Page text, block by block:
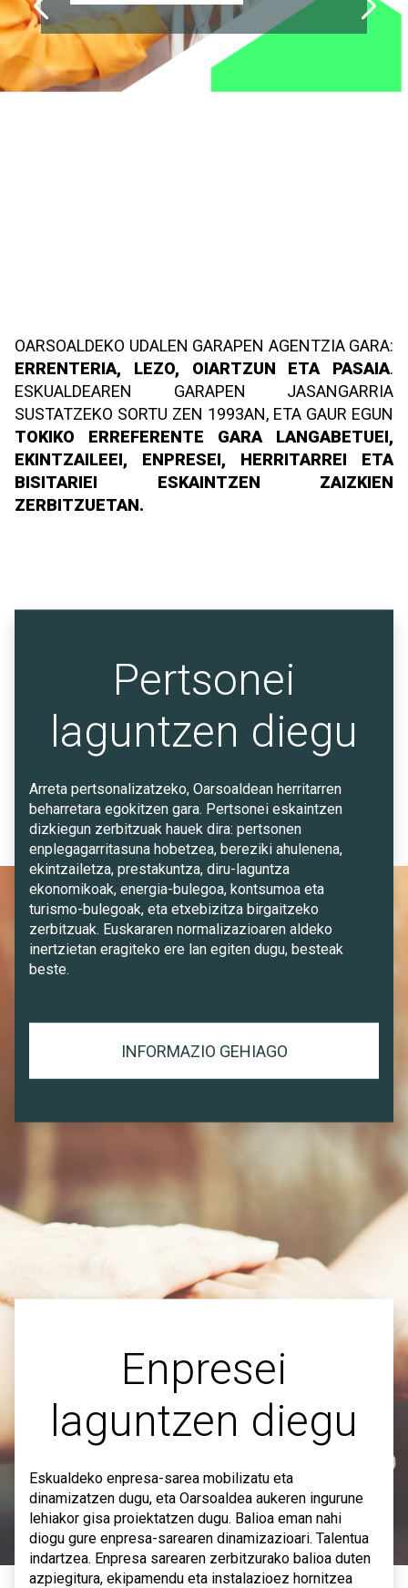
OARSOALDEKO UDALEN GARAPEN AGENTZIA GARA:
ERRENTERIA, LEZO, OIARTZUN ETA PASAIA.
ESKUALDEAREN GARAPEN JASANGARRIA
SUSTATZEKO SORTU ZEN 1993AN, ETA GAUR EGUN
TOKIKO ERREFERENTE GARA LANGABETUEI,
EKINTZAILEEI, ENPRESEI, HERRITARREI ETA
BISITARIEI ESKAINTZEN ZAIZKIEN
ZERBITZUETAN.
Pertsonei
laguntzen diegu
Arreta pertsonalizatzeko, Oarsoaldean herritarren
beharretara egokitzen gara. Pertsonei eskaintzen
dizkiegun zerbitzuak hauek dira: pertsonen
enplegagarritasuna hobetzea, bereziki ahulenena,
ekintzailetza, prestakuntza, diru-laguntza
ekonomikoak, energia-bulegoa, kontsumoa eta
turismo-bulegoak, eta etxebizitza birgaitzeko
zerbitzuak. Euskararen normalizazioaren aldeko
inertzietan eragiteko ere lan egiten dugu, besteak
beste.
INFORMAZIO GEHIAGO
Enpresei
laguntzen diegu
Eskualdeko enpresa-sarea mobilizatu eta
dinamizatzen dugu, eta Oarsoaldea aukeren ingurune
lehiakor gisa proiektatzen dugu. Balioa eman nahi
diogu gure enpresa-sarearen dinamizazioari. Talentua
indartzea. Enpresa sarearen zerbitzurako balioa duten
azpiegitura, ekipamendu eta instalazioez hornitzea